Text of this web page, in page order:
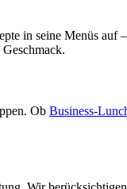
in seine Menüs
Ob Business-